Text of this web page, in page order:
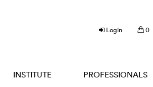
Login 0
INSTITUTE PROFESSIONALS